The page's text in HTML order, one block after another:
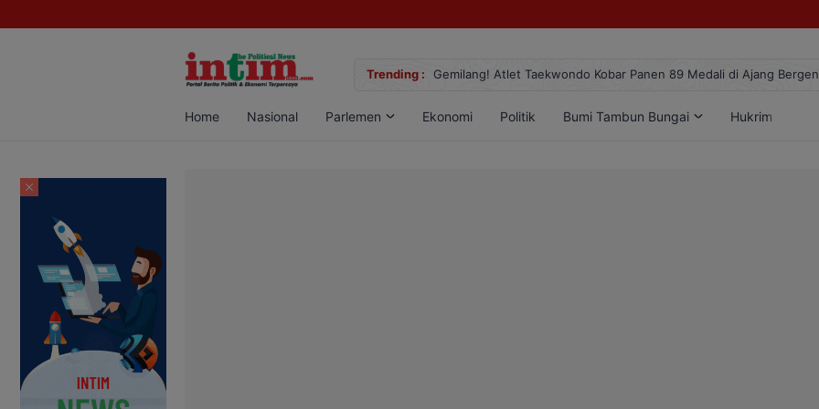
Trending :
Sabu di Pangkalan Bun, Dua Pelaku Diamankan Gemilang! Atlet Taekwondo Kobar Panen 89 Medali di Ajang
Home Nasional Parlemen Ekonomi Politik Bumi Tambun Bungai Hukrim